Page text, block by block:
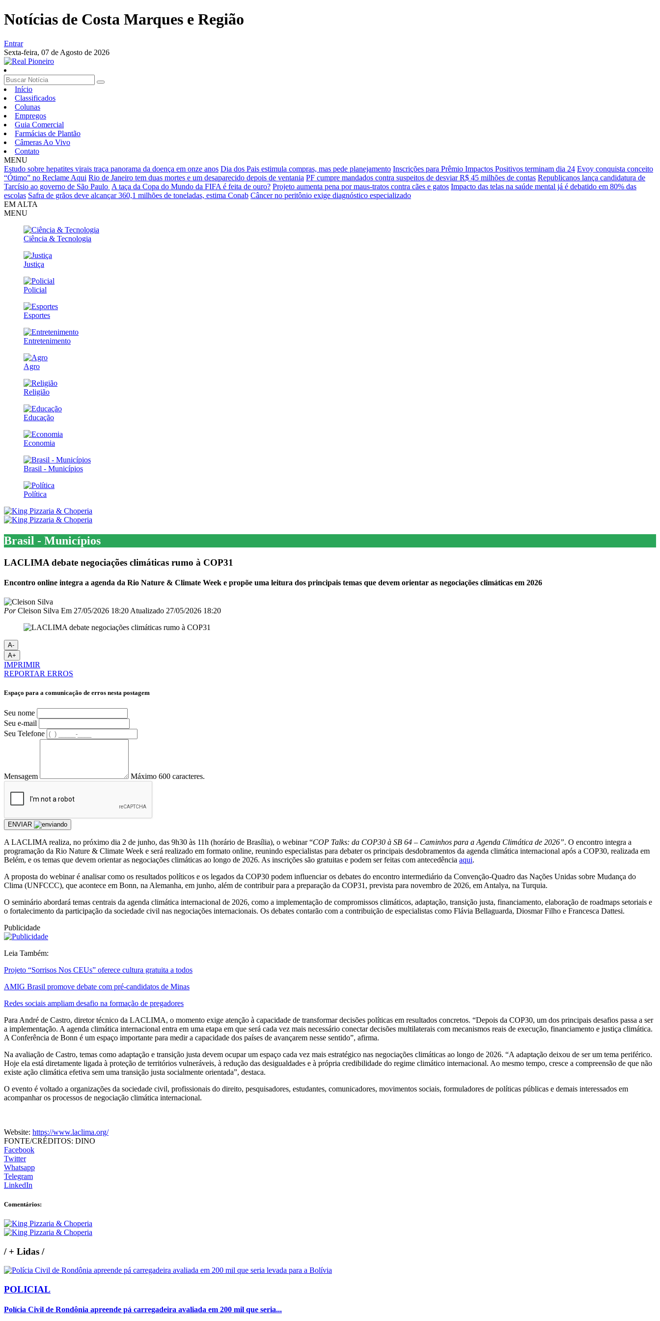
Notícias de Costa Marques e Região
Entrar
Sexta-feira, 07 de Agosto de 2026
Início
Classificados
Colunas
Empregos
Guia Comercial
Farmácias de Plantão
Câmeras Ao Vivo
Contato
MENU
Estudo sobre hepatites virais traça panorama da doença em onze anos Dia dos Pais estimula compras, mas pede planejamento Inscrições para Prêmio Impactos Positivos terminam dia 24 Evoy conquista conceito
“Ótimo” no Reclame Aqui Rio de Janeiro tem duas mortes e um desaparecido depois de ventania PF cumpre mandados contra suspeitos de desviar R$ 45 milhões de contas Republicanos lança candidatura de
Tarcísio ao governo de São Paulo A taça da Copa do Mundo da FIFA é feita de ouro? Projeto aumenta pena por maus-tratos contra cães e gatos Impacto das telas na saúde mental já é debatido em 80% das
escolas Safra de grãos deve alcançar 360,1 milhões de toneladas, estima Conab Câncer no peritônio exige diagnóstico especializado
EM ALTA
MENU
Ciência & Tecnologia
Justiça
Policial
Esportes
Entretenimento
Agro
Religião
Educação
Economia
Brasil - Municípios
Política
Brasil - Municípios
LACLIMA debate negociações climáticas rumo à COP31
Encontro online integra a agenda da Rio Nature & Climate Week e propõe uma leitura dos principais temas que devem orientar as negociações climáticas em 2026
PorCleison Silva Em 27/05/2026 18:20 Atualizado 27/05/2026 18:20
A-
A+
IMPRIMIR
REPORTAR ERROS
Espaço para a comunicação de erros nesta postagem
Seu nome
Seu e-mail
Seu Telefone
Mensagem Máximo 600 caracteres.
ENVIAR
A LACLIMA realiza, no próximo dia 2 de junho, das 9h30 às 11h (horário de Brasília), o webinar “COP Talks: da COP30 à SB 64 – Caminhos para a Agenda Climática de 2026”. O encontro integra a
programação da Rio Nature & Climate Week e será realizado em formato online, reunindo especialistas para debater os principais desdobramentos da agenda climática internacional após a COP30, realizada em
Belém, e os temas que devem orientar as negociações climáticas ao longo de 2026. As inscrições são gratuitas e podem ser feitas com antecedência aqui.
A proposta do webinar é analisar como os resultados políticos e os legados da COP30 podem influenciar os debates do encontro intermediário da Convenção-Quadro das Nações Unidas sobre Mudança do
Clima (UNFCCC), que acontece em Bonn, na Alemanha, em junho, além de contribuir para a preparação da COP31, prevista para novembro de 2026, em Antalya, na Turquia.
O seminário abordará temas centrais da agenda climática internacional de 2026, como a implementação de compromissos climáticos, adaptação, transição justa, financiamento, elaboração de roadmaps setoriais e
o fortalecimento da participação da sociedade civil nas negociações internacionais. Os debates contarão com a contribuição de especialistas como Flávia Bellaguarda, Diosmar Filho e Francesca Dattesi.
Publicidade
Leia Também:
Projeto “Sorrisos Nos CEUs” oferece cultura gratuita a todos
AMIG Brasil promove debate com pré-candidatos de Minas
Redes sociais ampliam desafio na formação de pregadores
Para André de Castro, diretor técnico da LACLIMA, o momento exige atenção à capacidade de transformar decisões políticas em resultados concretos. “Depois da COP30, um dos principais desafios passa a ser
a implementação. A agenda climática internacional entra em uma etapa em que será cada vez mais necessário conectar decisões multilaterais com mecanismos reais de execução, financiamento e justiça climática.
A Conferência de Bonn é um espaço importante para medir a capacidade dos países de avançarem nesse sentido”, afirma.
Na avaliação de Castro, temas como adaptação e transição justa devem ocupar um espaço cada vez mais estratégico nas negociações climáticas ao longo de 2026. “A adaptação deixou de ser um tema periférico.
Hoje ela está diretamente ligada à proteção de territórios vulneráveis, à redução das desigualdades e à própria credibilidade do regime climático internacional. Ao mesmo tempo, cresce a compreensão de que não
existe ação climática efetiva sem uma transição justa socialmente orientada”, destaca.
O evento é voltado a organizações da sociedade civil, profissionais do direito, pesquisadores, estudantes, comunicadores, movimentos sociais, formuladores de políticas públicas e demais interessados em
acompanhar os processos de negociação climática internacional.
Website: https://www.laclima.org/
FONTE/CRÉDITOS: DINO
Facebook
Twitter
Whatsapp
Telegram
LinkedIn
Comentários:
/+ Lidas /
POLICIAL
Polícia Civil de Rondônia apreende pá carregadeira avaliada em 200 mil que seria...